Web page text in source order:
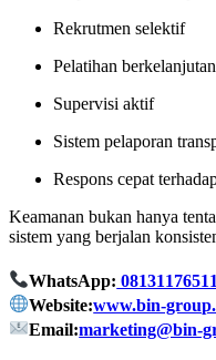
Rekrutmen selektif
Pelatihan berkelanjutan
Supervisi aktif
Sistem pelaporan
Respons cepat
Keamanan bukan hanya
sistem yang berjalan
WhatsApp:
Website:www.bin-
Email:marketing@bin-